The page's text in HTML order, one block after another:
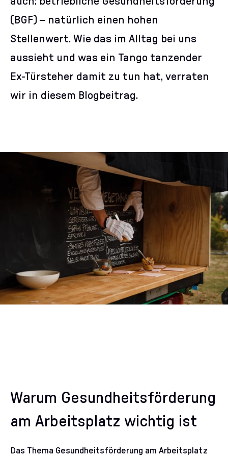
(BGF) – natürlich einen hohen
Stellenwert. Wie das im Alltag bei uns
aussieht und was ein Tango tanzender
Ex-Türsteher damit zu tun hat, verraten
wir in diesem Blogbeitrag.
Warum Gesundheitsförderung
am Arbeitsplatz wichtig ist
Das Thema Gesundheitsförderung am Arbeitsplatz